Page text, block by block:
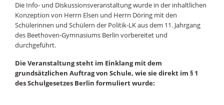
Die Info- und Diskussionsveranstaltung wurde in der inhaltlichen
Konzeption von Herrn Elsen und Herrn Döring mit den
Schülerinnen und Schülern der Politik-LK aus dem 11. Jahrgang
des Beethoven-Gymnasiums Berlin vorbereitet und
durchgeführt.
Die Veranstaltung steht im Einklang mit dem
grundsätzlichen Auftrag von Schule, wie sie direkt im § 1
des Schulgesetzes Berlin formuliert wurde: